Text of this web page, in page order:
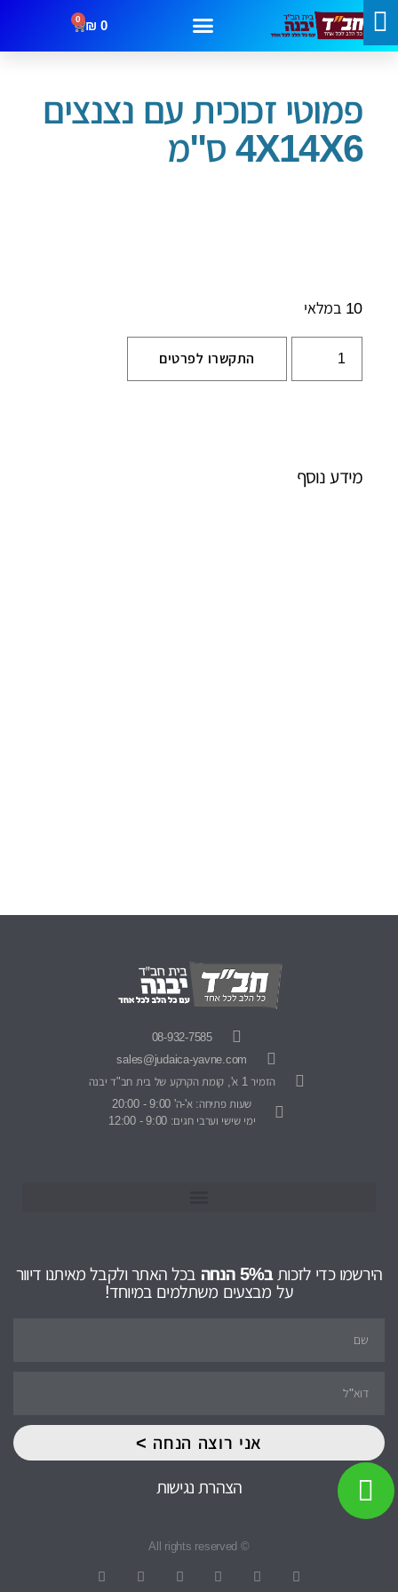
0
₪
0
עמוד הבית/שבת וחג / פמוטי זכוכית עם נצנצים 4X14X6 ס"מ
פמוטי זכוכית עם נצנצים
4X14X6 ס"מ
10 במלאי
התקשרו לפרטים
מידע נוסף
08-932-7585
sales@judaica-yavne.com
הזמיר 1 א', קומת הקרקע של בית חב"ד יבנה
שעות פתיחה: א'-ה' 9:00 - 20:00
ימי שישי וערבי חגים: 9:00 - 12:00
הירשמו כדי לזכותב5% הנחה
בכל האתר ולקבל מאיתנו דיוור
על מבצעים משתלמים במיוחד!
אני רוצה הנחה >
הצהרת נגישות
© All rights reserved